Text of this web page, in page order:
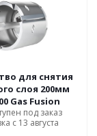
для снятия
слоя 200мм
Gas Fusion
под заказ
с 13 августа